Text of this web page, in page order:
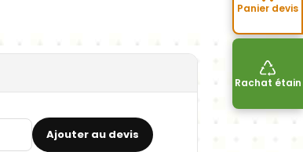
Ajouter au devis
Panier devis
Rachat étain